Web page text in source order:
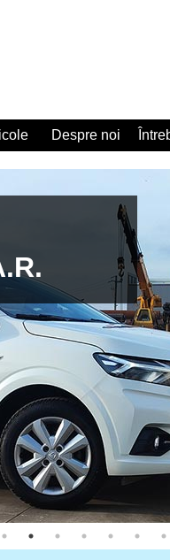
Despre noi